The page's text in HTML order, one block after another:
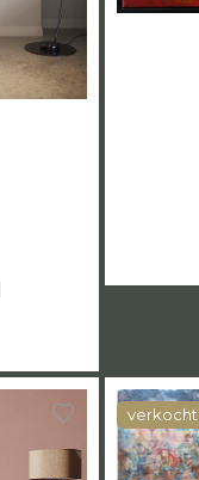
verkocht